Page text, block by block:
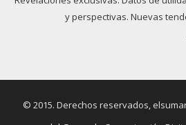
y perspectivas. Nuevas
© 2015. Derechos reservados,